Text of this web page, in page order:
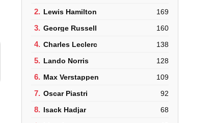
2. Lewis Hamilton 169
3. George Russell 160
4. Charles Leclerc 138
5. Lando Norris 128
6. Max Verstappen 109
7. Oscar Piastri 92
8. Isack Hadjar 68